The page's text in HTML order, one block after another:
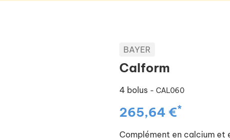
BAYER
Calform
4 bolus - CAL060
265,64 €*
Complément en calcium et